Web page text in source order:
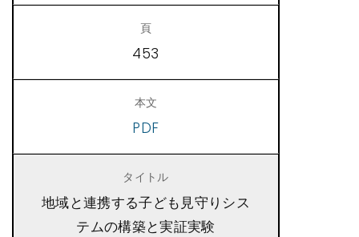
453
PDF
地域と連携する子ども見守りシス
テムの構築と実証実験